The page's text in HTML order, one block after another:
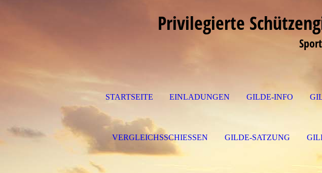
Privilegierte
STARTSEITE EINLADUNGEN GILDE-INFO
VERGLEICHSSCHIESSEN GILDE-SATZUNG